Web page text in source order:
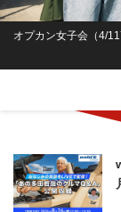
オプカン女子会（4/